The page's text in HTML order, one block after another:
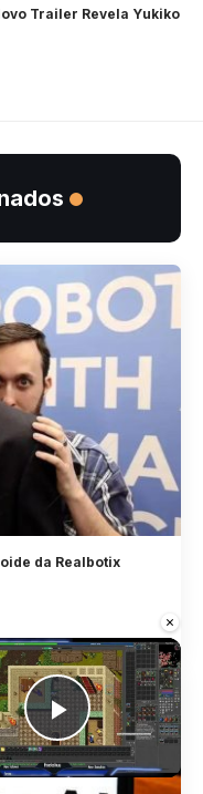
×
Play
Trailer Revela Yukiko
da Realbotix